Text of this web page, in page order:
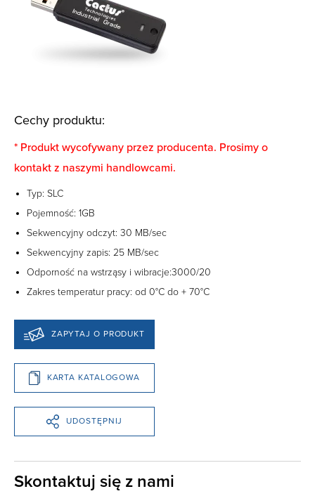
Cechy produktu:
* Produkt wycofywany przez producenta. Prosimy o
kontakt z naszymi handlowcami.
Typ: SLC
Pojemność: 1GB
Sekwencyjny odczyt: 30 MB/sec
Sekwencyjny zapis: 25 MB/sec
Odporność na wstrząsy i wibracje:3000/20
Zakres temperatur pracy: od 0°C do + 70°C
ZAPYTAJ O PRODUKT
KARTA KATALOGOWA
UDOSTĘPNIJ
Skontaktuj się z nami